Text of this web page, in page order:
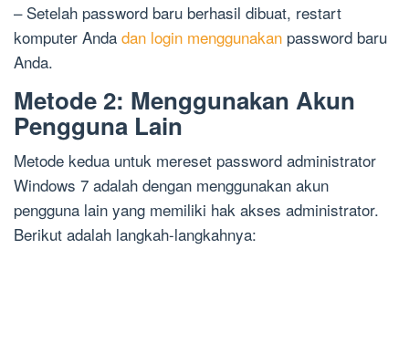
– Setelah password baru berhasil dibuat, restart
komputer Anda dan login menggunakan password baru
Anda.
Metode 2: Menggunakan Akun
Pengguna Lain
Metode kedua untuk mereset password administrator
Windows 7 adalah dengan menggunakan akun
pengguna lain yang memiliki hak akses administrator.
Berikut adalah langkah-langkahnya: